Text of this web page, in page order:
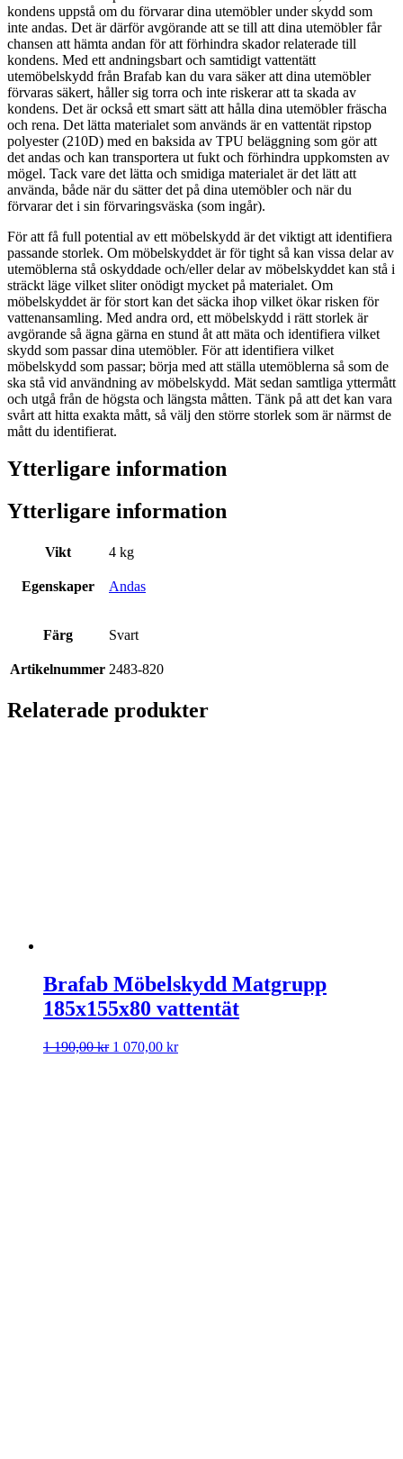
kondens uppstå om du förvarar dina utemöbler under skydd som
inte andas. Det är därför avgörande att se till att dina utemöbler får
chansen att hämta andan för att förhindra skador relaterade till
kondens. Med ett andningsbart och samtidigt vattentätt
utemöbelskydd från Brafab kan du vara säker att dina utemöbler
förvaras säkert, håller sig torra och inte riskerar att ta skada av
kondens. Det är också ett smart sätt att hålla dina utemöbler fräscha
och rena. Det lätta materialet som används är en vattentät ripstop
polyester (210D) med en baksida av TPU beläggning som gör att
det andas och kan transportera ut fukt och förhindra uppkomsten av
mögel. Tack vare det lätta och smidiga materialet är det lätt att
använda, både när du sätter det på dina utemöbler och när du
förvarar det i sin förvaringsväska (som ingår).
För att få full potential av ett möbelskydd är det viktigt att identifiera
passande storlek. Om möbelskyddet är för tight så kan vissa delar av
utemöblerna stå oskyddade och/eller delar av möbelskyddet kan stå i
sträckt läge vilket sliter onödigt mycket på materialet. Om
möbelskyddet är för stort kan det säcka ihop vilket ökar risken för
vattenansamling. Med andra ord, ett möbelskydd i rätt storlek är
avgörande så ägna gärna en stund åt att mäta och identifiera vilket
skydd som passar dina utemöbler. För att identifiera vilket
möbelskydd som passar; börja med att ställa utemöblerna så som de
ska stå vid användning av möbelskydd. Mät sedan samtliga yttermått
och utgå från de högsta och längsta måtten. Tänk på att det kan vara
svårt att hitta exakta mått, så välj den större storlek som är närmst de
mått du identifierat.
Ytterligare information
Ytterligare information
Vikt 4 kg
Egenskaper Andas
Färg Svart
Artikelnummer 2483-820
Relaterade produkter
Brafab Möbelskydd Matgrupp
185x155x80 vattentät
1 190,00kr Det
1 070,00 krDet